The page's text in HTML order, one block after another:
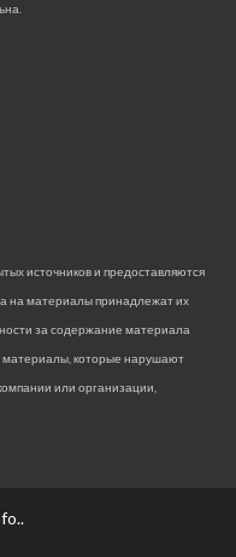
источников и предоставляются
на материалы принадлежат их
за содержание материала
которые нарушают
или организации,
.